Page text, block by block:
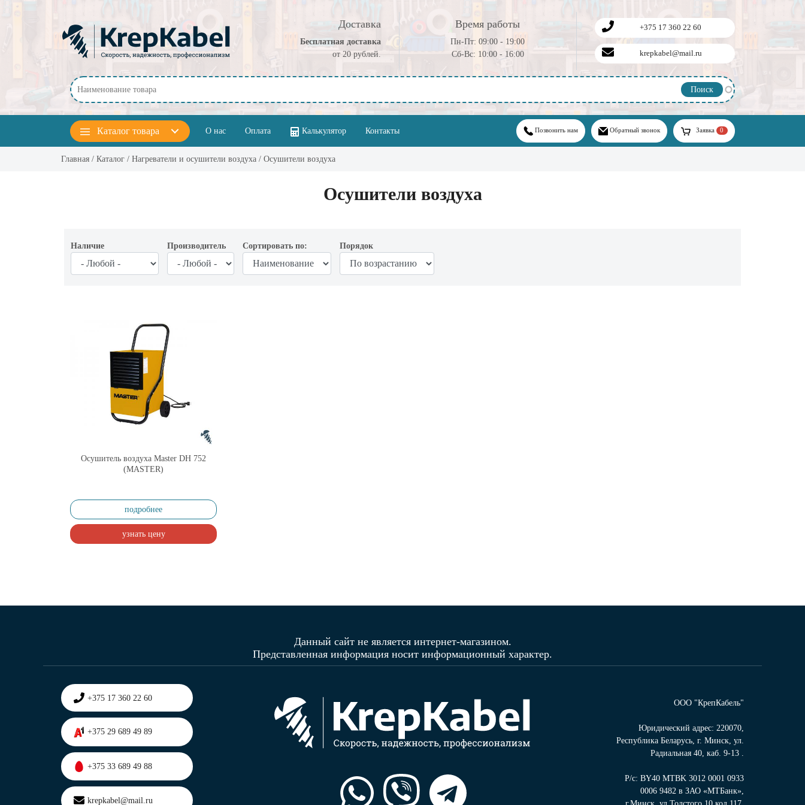
Доставка
Бесплатная доставка
от 20 рублей.
Время работы
Пн-Пт: 09:00 - 19:00
Cб-Вс: 10:00 - 16:00
+375 17 360 22 60
krepkabel@mail.ru
О нас Оплата Калькулятор Контакты Позвонить нам Обратный звонок Заявка 0
Каталог товара
Главная / Каталог / Нагреватели и осушители воздуха / Осушители воздуха
Осушители воздуха
Наличие Производитель Сортировать по: Порядок
Осушитель воздуха Master DH 752
(MASTER)
подробнее
узнать цену
Данный сайт не является интернет-магазином.
Представленная информация носит информационный характер.
ООО "КрепКабель"
Юридический адрес: 220070,
Республика Беларусь, г. Минск, ул.
Радиальная 40, каб. 9-13 .
Р/с: BY40 MTBK 3012 0001 0933
0006 9482 в ЗАО «МТБанк»,
+375 17 360 22 60
+375 29 689 49 89
+375 33 689 49 88
krepkabel@mail.ru